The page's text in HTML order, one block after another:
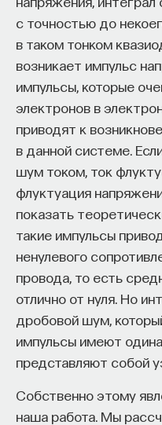
с точностью до
в таком тонком
возникает импульс
импульсы, которые
электронов в
приводят к
в данной системе.
шум током, ток
флуктуация
показать
такие импульсы
ненулевого
провода, то есть
отлично от нуля. Но
дробовой шум,
импульсы имеют
представляют собой
Собственно этому
наша работа. Мы